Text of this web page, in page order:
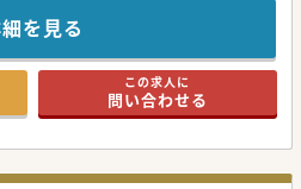
メッセージ★☆
病棟を地域包括ケア病棟に転換し
います。
、役職ご相談可能です。
を見る
この求人に
問い合わせる